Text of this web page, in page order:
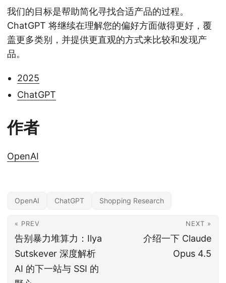
我们的目标是帮助简化寻找合适产品的过程。
ChatGPT 将继续在理解您的偏好方面做得更好，覆
盖更多类别，并提供更直观的方式来比较和发现产
品。
2025
ChatGPT
作者
OpenAI
OpenAI ChatGPT Shopping Research
« PREV
告别暴力堆算力：Ilya
Sutskever 深度解析
AI 的下一站与 SSI 的
NEXT »
介绍一下 Claude
Opus 4.5